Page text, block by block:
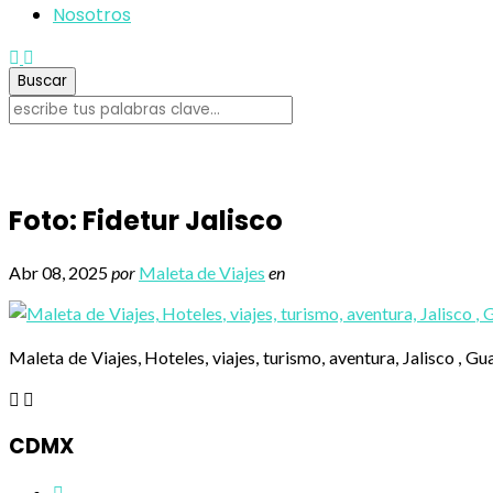
Nosotros
Foto: Fidetur Jalisco
Abr 08, 2025por Maleta de Viajes en
Maleta de Viajes, Hoteles, viajes, turismo, aventura, Jalisco ,
CDMX